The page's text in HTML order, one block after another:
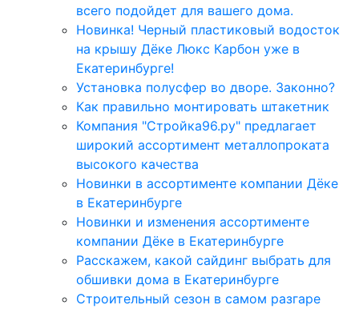
всего подойдет для вашего дома.
Новинка! Черный пластиковый водосток
на крышу Дёке Люкс Карбон уже в
Екатеринбурге!
Установка полусфер во дворе. Законно?
Как правильно монтировать штакетник
Компания "Стройка96.ру" предлагает
широкий ассортимент металлопроката
высокого качества
Новинки в ассортименте компании Дёке
в Екатеринбурге
Новинки и изменения ассортименте
компании Дёке в Екатеринбурге
Расскажем, какой сайдинг выбрать для
обшивки дома в Екатеринбурге
Строительный сезон в самом разгаре